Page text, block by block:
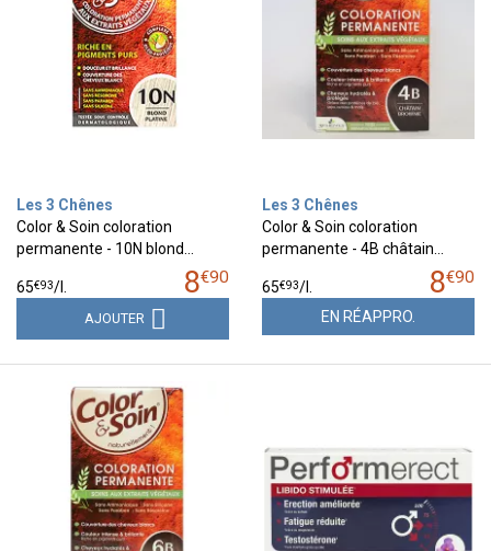
Les 3 Chênes
Color & Soin coloration
permanente - 10N blond…
8€90
65€93/
AJOUTER
Les 3 Chênes
Color & Soin coloration
permanente - 4B châtain…
8€90
65€93/
EN RÉAPPRO.